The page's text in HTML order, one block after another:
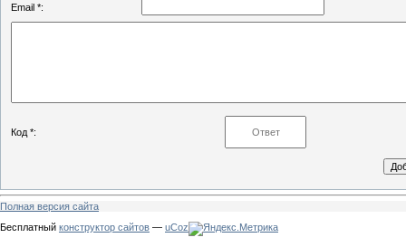
Email *:
Код *:
Полная версия сайта
Бесплатный конструктор сайтов — uCoz